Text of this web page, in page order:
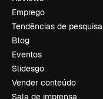
Emprego
Tendências de pesquisa
Blog
Eventos
Slidesgo
Vender conteúdo
Sala de imprensa